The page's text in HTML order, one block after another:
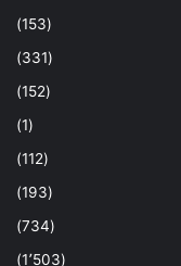
(153)
(331)
(152)
(1)
(112)
(193)
(734)
(1٬503)